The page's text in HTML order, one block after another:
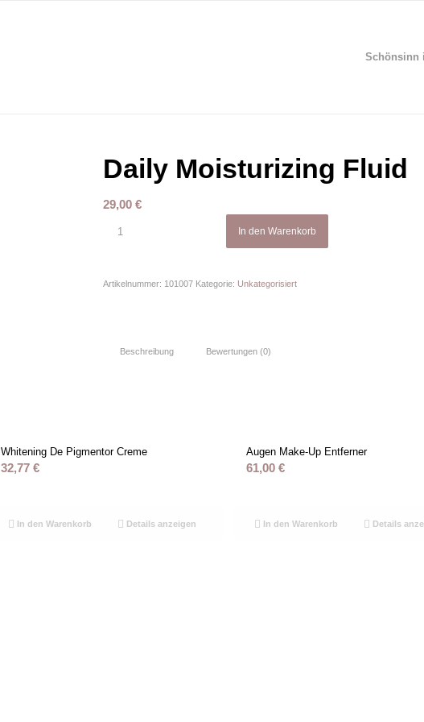
Schönsinn
Daily Moisturizing Fluid
29,00€
In den Warenkorb
Artikelnummer: 101007 Kategorie: Unkategorisiert
Beschreibung Bewertungen (0)
Whitening De Pigmentor Creme
32,77 €
In den Warenkorb Details anzeigen
Augen Make-Up Entferner
61,00€
In den Warenkorb Details